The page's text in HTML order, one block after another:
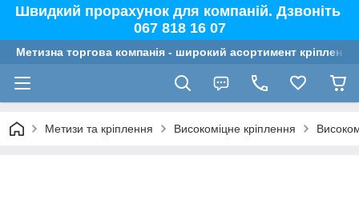
Швидкий прорахунок для компаній. Дзвоніть
067 818 16 07
Метизна торгова компанія - широкий асортимент
Метизи та кріплення Високоміцне кріплення